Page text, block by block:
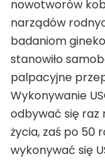
nowotworów
narządów
badaniom
stanowiło
palpacyjne
Wykonywanie
odbywać się raz
życia, zaś po 50
wykonywać się